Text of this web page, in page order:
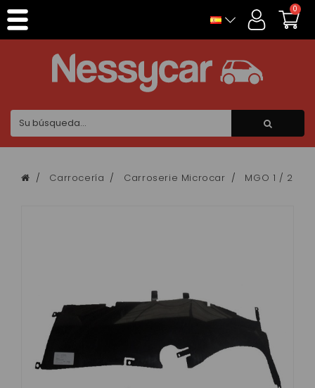
0
Carrocería Carroserie Microcar MGO 1 / 2
Panel de gestión de cookies